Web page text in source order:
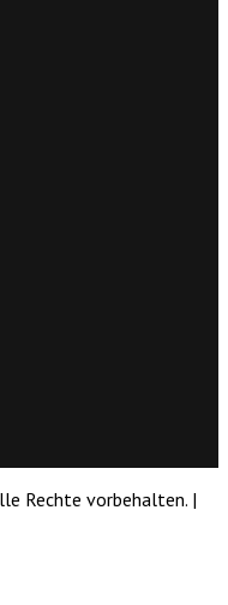
Rechte vorbehalten. |